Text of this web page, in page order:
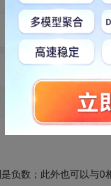
转发到动态
负数；此外也可以与